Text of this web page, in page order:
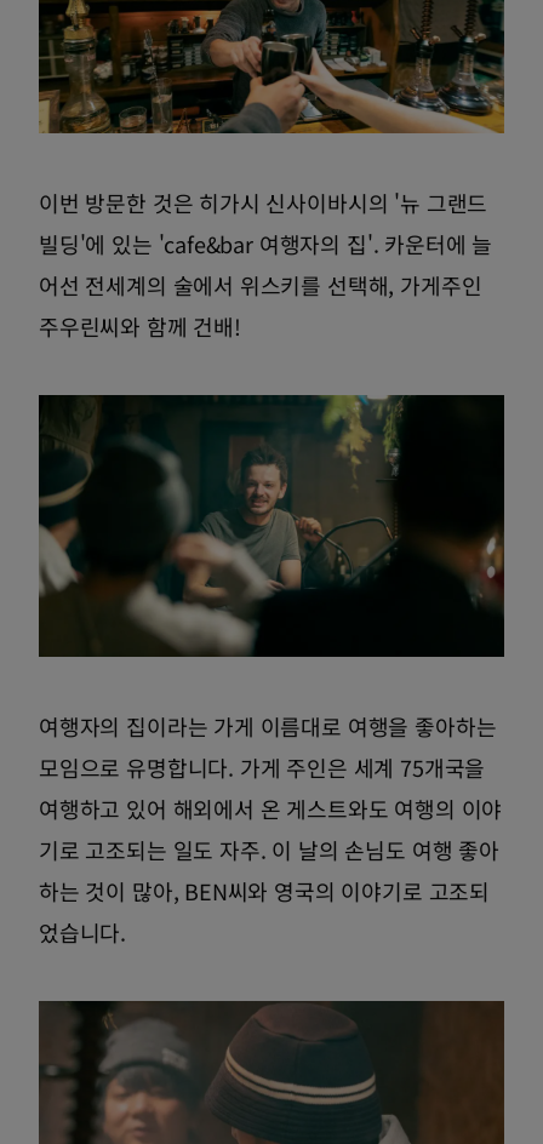
이번 방문한 것은 히가시 신사이바시의 '뉴 그랜드
빌딩'에 있는 'cafe&bar 여행자의 집'. 카운터에 늘
어선 전세계의 술에서 위스키를 선택해, 가게주인
주우린씨와 함께 건배!
여행자의 집이라는 가게 이름대로 여행을 좋아하는
모임으로 유명합니다. 가게 주인은 세계 75개국을
여행하고 있어 해외에서 온 게스트와도 여행의 이야
기로 고조되는 일도 자주. 이 날의 손님도 여행 좋아
하는 것이 많아, BEN씨와 영국의 이야기로 고조되
었습니다.